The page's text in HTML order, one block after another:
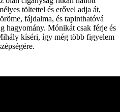
töltettel és erővel adja át,
fájdalma, és tapinthatóvá
hagyomány. Mónikát csak férje és
kíséri, így még több figyelem